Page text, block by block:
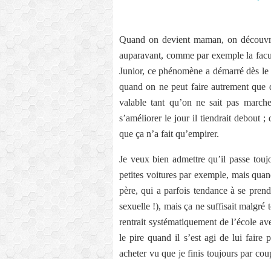
Quand on devient maman, on
auparavant, comme par exemple la
Junior, ce phénomène a démarré dès
quand on ne peut faire autrement que
valable tant qu’on ne sait pas
s’améliorer le jour il tiendrait debout ;
que ça n’a fait qu’empirer.
Je veux bien admettre qu’il passe
petites voitures par exemple, mais
père, qui a parfois tendance à se
sexuelle !), mais ça ne suffisait malgré
rentrait systématiquement de l’école
le pire quand il s’est agi de lui faire
acheter vu que je finis toujours par